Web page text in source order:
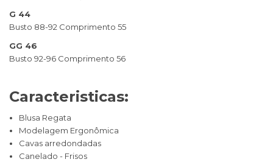
G 44
Busto 88-92 Comprimento 55
GG 46
Busto 92-96 Comprimento 56
Caracteristicas:
Blusa Regata
Modelagem Ergonômica
Cavas arredondadas
Canelado - Frisos